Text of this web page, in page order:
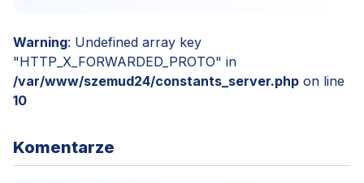
Warning: Undefined array key
"HTTP_X_FORWARDED_PROTO" in
/var/www/szemud24/constants_server.php on line
10
Komentarze